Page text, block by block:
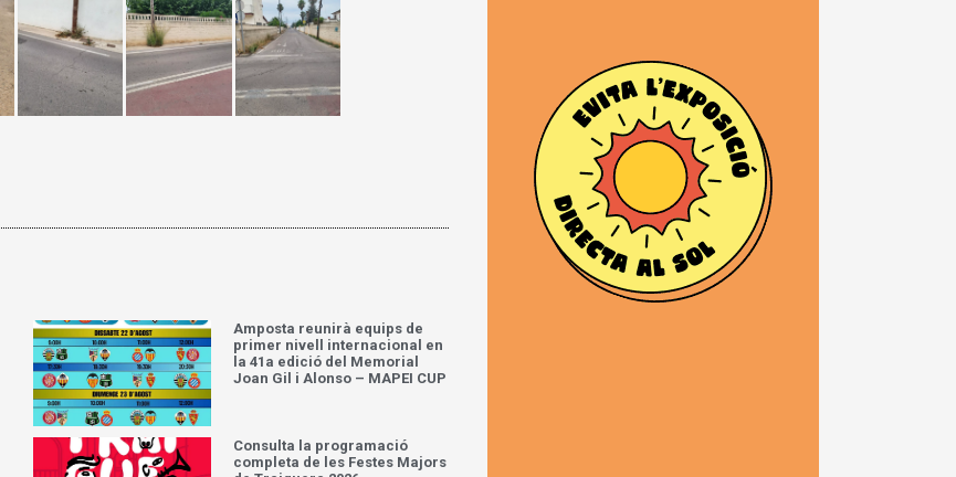
Amposta reunirà equips de
primer nivell internacional en
la 41a edició del Memorial
Joan Gil i Alonso – MAPEI CUP
Consulta la programació
completa de les Festes Majors